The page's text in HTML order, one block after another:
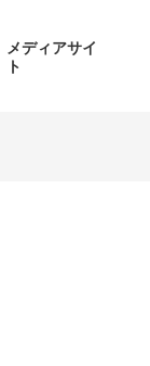
メディアサイ
ト